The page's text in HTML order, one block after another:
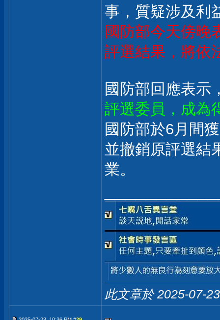
事，質疑涉及利
國防部今天傍晚
評選結果，將依
國防部回應表示
評選委員，成為
國防部於6月間
並撤銷原評選結
業。
此文章於 2025-07-